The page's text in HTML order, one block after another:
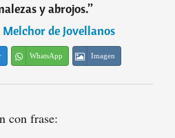
y abrojos.”
Melchor de Jovellanos
WhatsApp Imagen
con frase: